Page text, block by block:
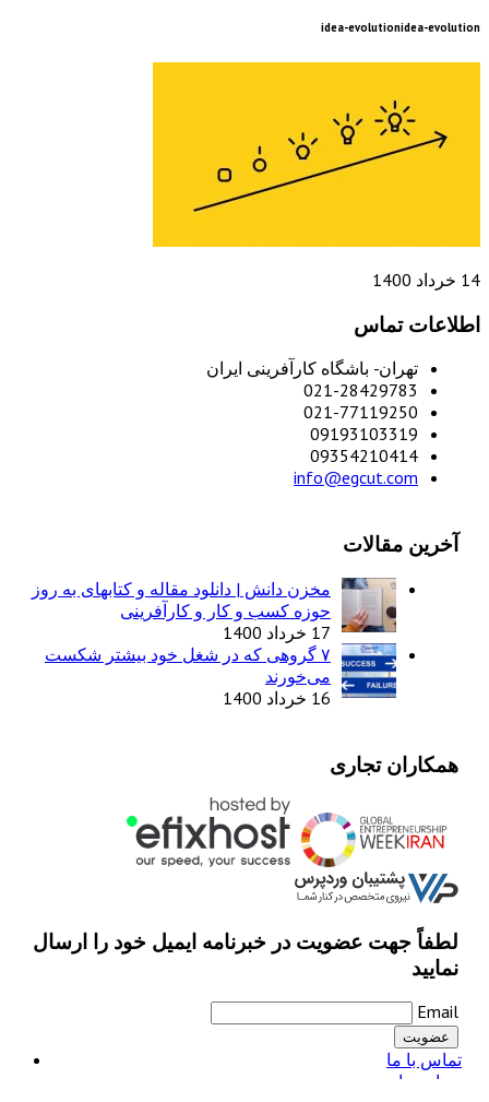
idea-evolution
idea-evolution
14 خرداد 1400
اطلاعات تماس
تهران- باشگاه کارآفرینی ایران
021-28429783
021-77119250
09193103319
09354210414
info@egcut.com
آخرین مقالات
مخزن دانش | دانلود مقاله و کتابهای به روز
حوزه کسب و کار و کارآفرینی
17 خرداد 1400
۷ گروهی که در شغل خود بیشتر شکست
می‌خورند
16 خرداد 1400
همکاران تجاری
لطفاً جهت عضویت در خبرنامه ایمیل خود را ارسال
نمایید
Email
تماس با ما
درباره ما